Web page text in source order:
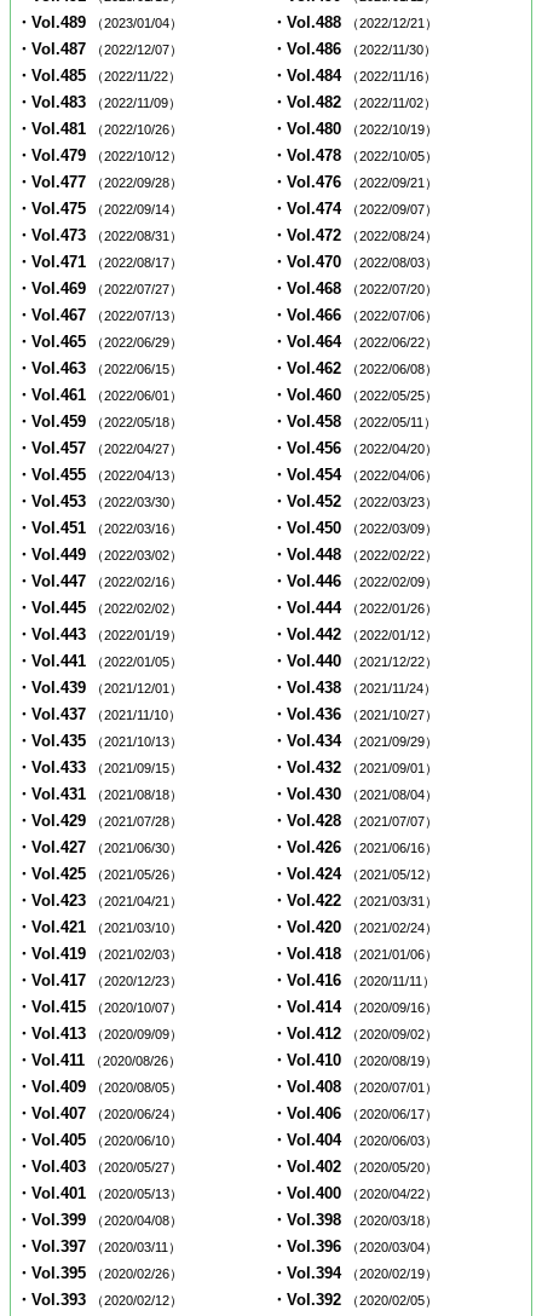
・Vol.489 （2023/01/04） ・Vol.488 （2022/12/21）
・Vol.487 （2022/12/07） ・Vol.486 （2022/11/30）
・Vol.485 （2022/11/22） ・Vol.484 （2022/11/16）
・Vol.483 （2022/11/09） ・Vol.482 （2022/11/02）
・Vol.481 （2022/10/26） ・Vol.480 （2022/10/19）
・Vol.479 （2022/10/12） ・Vol.478 （2022/10/05）
・Vol.477 （2022/09/28） ・Vol.476 （2022/09/21）
・Vol.475 （2022/09/14） ・Vol.474 （2022/09/07）
・Vol.473 （2022/08/31） ・Vol.472 （2022/08/24）
・Vol.471 （2022/08/17） ・Vol.470 （2022/08/03）
・Vol.469 （2022/07/27） ・Vol.468 （2022/07/20）
・Vol.467 （2022/07/13） ・Vol.466 （2022/07/06）
・Vol.465 （2022/06/29） ・Vol.464 （2022/06/22）
・Vol.463 （2022/06/15） ・Vol.462 （2022/06/08）
・Vol.461 （2022/06/01） ・Vol.460 （2022/05/25）
・Vol.459 （2022/05/18） ・Vol.458 （2022/05/11）
・Vol.457 （2022/04/27） ・Vol.456 （2022/04/20）
・Vol.455 （2022/04/13） ・Vol.454 （2022/04/06）
・Vol.453 （2022/03/30） ・Vol.452 （2022/03/23）
・Vol.451 （2022/03/16） ・Vol.450 （2022/03/09）
・Vol.449 （2022/03/02） ・Vol.448 （2022/02/22）
・Vol.447 （2022/02/16） ・Vol.446 （2022/02/09）
・Vol.445 （2022/02/02） ・Vol.444 （2022/01/26）
・Vol.443 （2022/01/19） ・Vol.442 （2022/01/12）
・Vol.441 （2022/01/05） ・Vol.440 （2021/12/22）
・Vol.439 （2021/12/01） ・Vol.438 （2021/11/24）
・Vol.437 （2021/11/10） ・Vol.436 （2021/10/27）
・Vol.435 （2021/10/13） ・Vol.434 （2021/09/29）
・Vol.433 （2021/09/15） ・Vol.432 （2021/09/01）
・Vol.431 （2021/08/18） ・Vol.430 （2021/08/04）
・Vol.429 （2021/07/28） ・Vol.428 （2021/07/07）
・Vol.427 （2021/06/30） ・Vol.426 （2021/06/16）
・Vol.425 （2021/05/26） ・Vol.424 （2021/05/12）
・Vol.423 （2021/04/21） ・Vol.422 （2021/03/31）
・Vol.421 （2021/03/10） ・Vol.420 （2021/02/24）
・Vol.419 （2021/02/03） ・Vol.418 （2021/01/06）
・Vol.417 （2020/12/23） ・Vol.416 （2020/11/11）
・Vol.415 （2020/10/07） ・Vol.414 （2020/09/16）
・Vol.413 （2020/09/09） ・Vol.412 （2020/09/02）
・Vol.411 （2020/08/26） ・Vol.410 （2020/08/19）
・Vol.409 （2020/08/05） ・Vol.408 （2020/07/01）
・Vol.407 （2020/06/24） ・Vol.406 （2020/06/17）
・Vol.405 （2020/06/10） ・Vol.404 （2020/06/03）
・Vol.403 （2020/05/27） ・Vol.402 （2020/05/20）
・Vol.401 （2020/05/13） ・Vol.400 （2020/04/22）
・Vol.399 （2020/04/08） ・Vol.398 （2020/03/18）
・Vol.397 （2020/03/11） ・Vol.396 （2020/03/04）
・Vol.395 （2020/02/26） ・Vol.394 （2020/02/19）
・Vol.393 （2020/02/12） ・Vol.392 （2020/02/05）